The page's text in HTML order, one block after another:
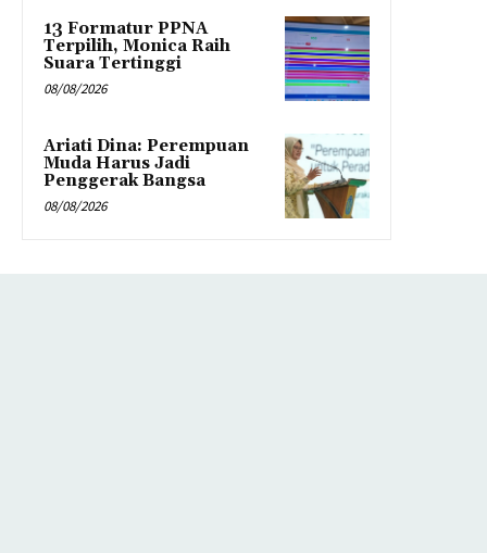
13 Formatur PPNA
Terpilih, Monica Raih
Suara Tertinggi
08/08/2026
Ariati Dina: Perempuan
Muda Harus Jadi
Penggerak Bangsa
08/08/2026